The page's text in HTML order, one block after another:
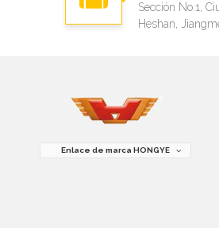
Sección No.1,
Heshan,
Enlace de marca HONGYE